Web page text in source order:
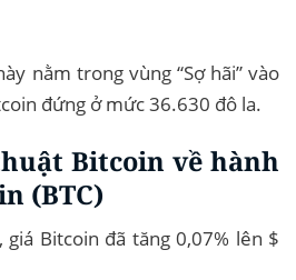
nằm trong vùng “Sợ hãi” vào
đứng ở mức 36.630 đô la.
Bitcoin về hành
(BTC)
Bitcoin đã tăng 0,07% lên $